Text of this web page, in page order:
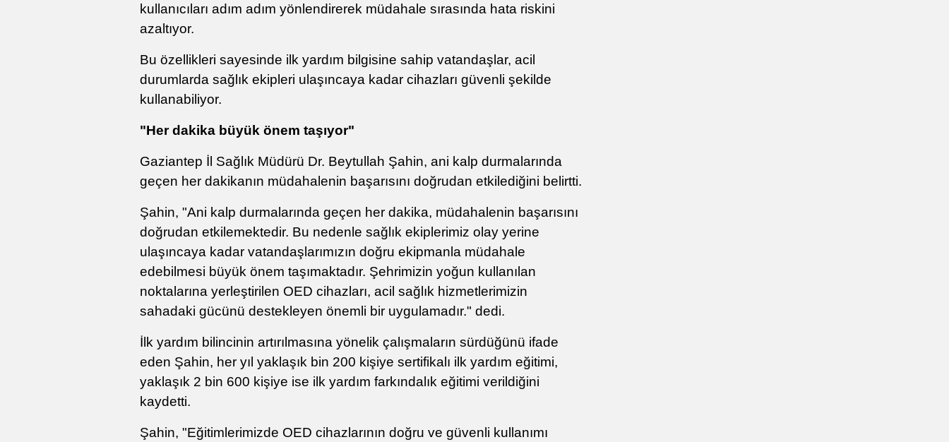
kullanıcıları adım adım yönlendirerek müdahale sırasında hata riskini
azaltıyor.
Bu özellikleri sayesinde ilk yardım bilgisine sahip vatandaşlar, acil
durumlarda sağlık ekipleri ulaşıncaya kadar cihazları güvenli şekilde
kullanabiliyor.
"Her dakika büyük önem taşıyor"
Gaziantep İl Sağlık Müdürü Dr. Beytullah Şahin, ani kalp durmalarında
geçen her dakikanın müdahalenin başarısını doğrudan etkilediğini belirtti.
Şahin, "Ani kalp durmalarında geçen her dakika, müdahalenin başarısını
doğrudan etkilemektedir. Bu nedenle sağlık ekiplerimiz olay yerine
ulaşıncaya kadar vatandaşlarımızın doğru ekipmanla müdahale
edebilmesi büyük önem taşımaktadır. Şehrimizin yoğun kullanılan
noktalarına yerleştirilen OED cihazları, acil sağlık hizmetlerimizin
sahadaki gücünü destekleyen önemli bir uygulamadır." dedi.
İlk yardım bilincinin artırılmasına yönelik çalışmaların sürdüğünü ifade
eden Şahin, her yıl yaklaşık bin 200 kişiye sertifikalı ilk yardım eğitimi,
yaklaşık 2 bin 600 kişiye ise ilk yardım farkındalık eğitimi verildiğini
kaydetti.
Şahin, "Eğitimlerimizde OED cihazlarının doğru ve güvenli kullanımı